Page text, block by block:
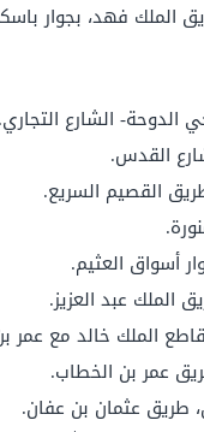
الملك فهد، بجوار
الدوحة- الشارع التجاري.
القدس.
القصيم السريع.
أسواق العثيم.
الملك عبد العزيز.
الملك خالد مع عمر
عمر بن الخطاب.
طريق عثمان بن عفان.